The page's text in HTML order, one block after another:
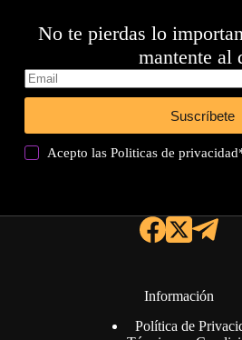
No te pierdas lo
mantente al
Suscríbete
Acepto lasPoliticas de privacidad
Información
Política de